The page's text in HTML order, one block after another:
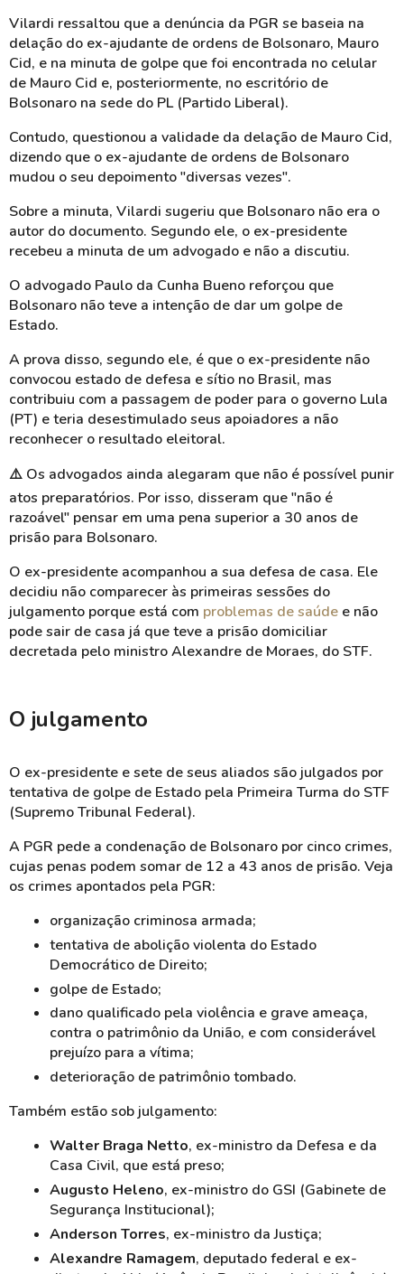
Vilardi ressaltou que a denúncia da PGR se baseia na
delação do ex-ajudante de ordens de Bolsonaro, Mauro
Cid, e na minuta de golpe que foi encontrada no celular
de Mauro Cid e, posteriormente, no escritório de
Bolsonaro na sede do PL (Partido Liberal).
Contudo, questionou a validade da delação de Mauro Cid,
dizendo que o ex-ajudante de ordens de Bolsonaro
mudou o seu depoimento "diversas vezes".
Sobre a minuta, Vilardi sugeriu que Bolsonaro não era o
autor do documento. Segundo ele, o ex-presidente
recebeu a minuta de um advogado e não a discutiu.
O advogado Paulo da Cunha Bueno reforçou que
Bolsonaro não teve a intenção de dar um golpe de
Estado.
A prova disso, segundo ele, é que o ex-presidente não
convocou estado de defesa e sítio no Brasil, mas
contribuiu com a passagem de poder para o governo Lula
(PT) e teria desestimulado seus apoiadores a não
reconhecer o resultado eleitoral.
⚠️ Os advogados ainda alegaram que não é possível punir
atos preparatórios. Por isso, disseram que "não é
razoável" pensar em uma pena superior a 30 anos de
prisão para Bolsonaro.
O ex-presidente acompanhou a sua defesa de casa. Ele
decidiu não comparecer às primeiras sessões do
julgamento porque está com problemas de saúde e não
pode sair de casa já que teve a prisão domiciliar
decretada pelo ministro Alexandre de Moraes, do STF.
O julgamento
O ex-presidente e sete de seus aliados são julgados por
tentativa de golpe de Estado pela Primeira Turma do STF
(Supremo Tribunal Federal).
A PGR pede a condenação de Bolsonaro por cinco crimes,
cujas penas podem somar de 12 a 43 anos de prisão. Veja
os crimes apontados pela PGR:
organização criminosa armada;
tentativa de abolição violenta do Estado
Democrático de Direito;
golpe de Estado;
dano qualificado pela violência e grave ameaça,
contra o patrimônio da União, e com considerável
prejuízo para a vítima;
deterioração de patrimônio tombado.
Também estão sob julgamento:
Walter Braga Netto, ex-ministro da Defesa e da
Casa Civil, que está preso;
Augusto Heleno, ex-ministro do GSI (Gabinete de
Segurança Institucional);
Anderson Torres, ex-ministro da Justiça;
Alexandre Ramagem, deputado federal e ex-